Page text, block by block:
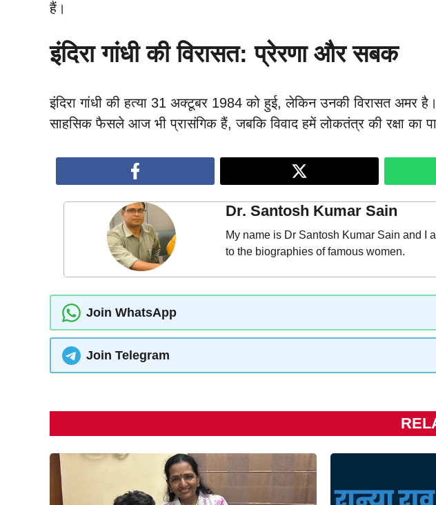
हैं।
इंदिरा गांधी की विरासत: प्रेरणा और सबक
इंदिरा गांधी की हत्या 31 अक्टूबर 1984 को हुई, लेकिन उनकी विरासत
साहसिक फैसले आज भी प्रासंगिक हैं, जबकि विवाद हमें लोकतंत्र की रक्षा का
Dr. Santosh Kumar Sain
My name is Dr Santosh Kumar Sain and I
to the biographies of famous women.
Join WhatsApp
Join Telegram